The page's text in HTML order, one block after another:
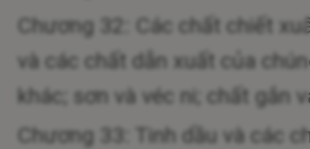
Chương 32: Các chất chiết
và các chất dẫn xuất của
khác; sơn và véc ni; chất gắn
Chương 33: Tinh dầu và các